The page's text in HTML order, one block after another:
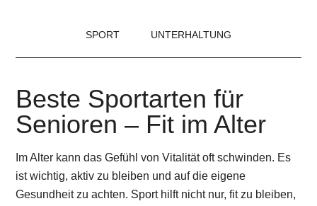
SPORT UNTERHALTUNG
Beste Sportarten für
Senioren – Fit im Alter
Im Alter kann das Gefühl von Vitalität oft schwinden. Es
ist wichtig, aktiv zu bleiben und auf die eigene
Gesundheit zu achten. Sport hilft nicht nur, fit zu bleiben,